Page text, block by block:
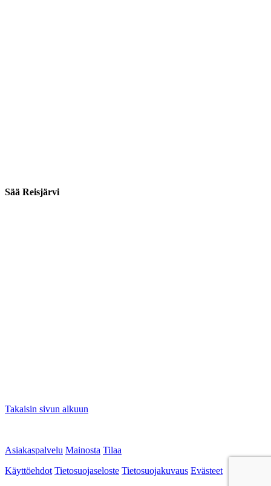
Sää Reisjärvi
Takaisin sivun alkuun
Asiakaspalvelu Mainosta Tilaa
Käyttöehdot Tietosuojaseloste Tietosuojakuvaus Evästeet